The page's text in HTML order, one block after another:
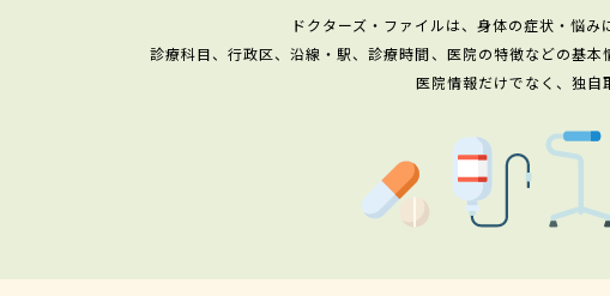
ドクターズ・ファイルは、身体の症状・悩
診療科目、行政区、沿線・駅、診療時間、医院の特徴などの基
医院情報だけでなく、独自